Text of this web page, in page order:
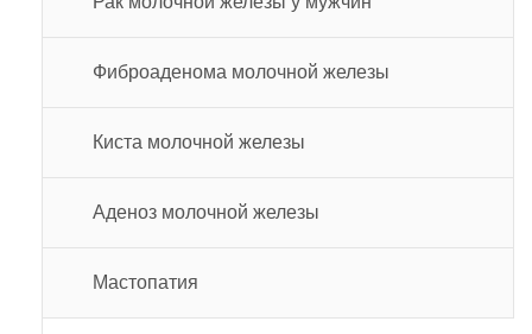
Фиброаденома молочной железы
Киста молочной железы
Аденоз молочной железы
Мастопатия